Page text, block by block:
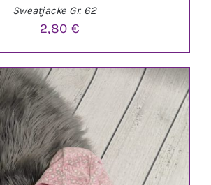
WARENKORB / DETAILS
Sweatjacke Gr. 62
2,80 €